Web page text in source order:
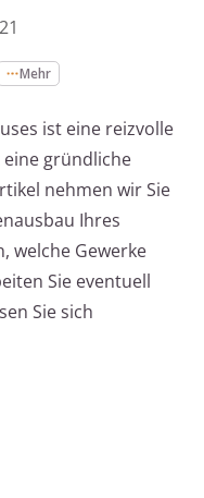
Mehr
ist eine reizvolle
gründliche
nehmen wir Sie
Ihres
welche Gewerke
Sie eventuell
Sie sich